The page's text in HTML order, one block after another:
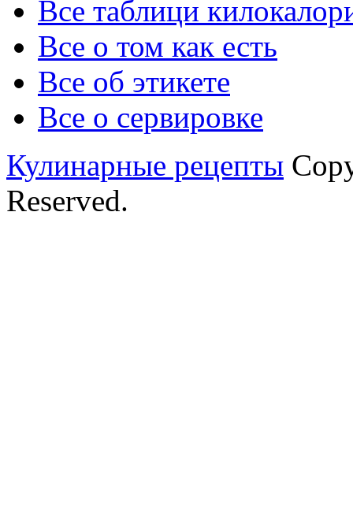
Все таблици
Все о том как есть
Все об этикете
Все о сервировке
Кулинарные рецепты
Reserved.